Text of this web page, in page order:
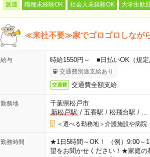
派遣 職種未経験OK 社会人未経験OK 大学生歓
≪来社不要≫家でゴロゴロしなが
給与 時給1550円～ ■日払いOK（規
交通費別途支給あり
交通費 交通費全額支給
勤務地
千葉県松戸市
新松戸駅/ 五香駅 / 松飛台駅 /
＜選べる勤務地＞介護施設や病
勤務時間
★1日5時間～OK！ （例）9:00～
望をお聞かせください！★家庭の